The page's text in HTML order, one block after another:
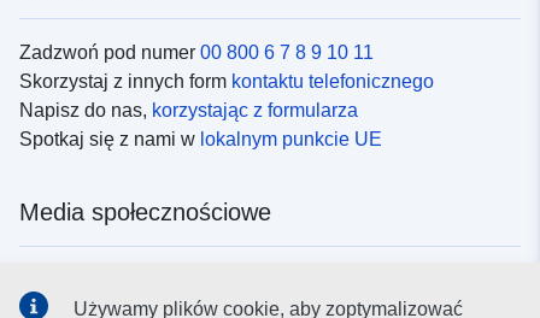
Zadzwoń pod numer 00 800 6 7 8 9 10 11
Skorzystaj z innych form kontaktu telefonicznego
Napisz do nas, korzystając z formularza
Spotkaj się z nami w lokalnym punkcie UE
Media społecznościowe
Używamy plików cookie, aby zoptymalizować